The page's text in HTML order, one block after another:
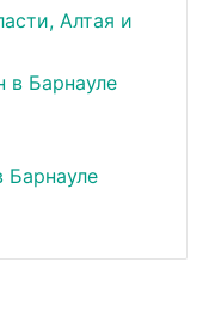
Алтая и
Барнауле